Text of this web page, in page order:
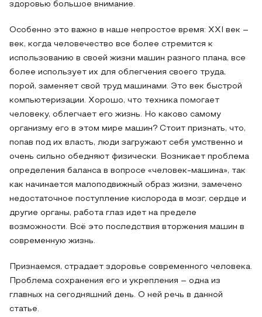
здоровью большое внимание.
Особенно это важно в наше непростое время: ХХI век –
век, когда человечество все более стремится к
использованию в своей жизни машин разного плана, все
более использует их для облегчения своего труда,
порой, заменяет свой труд машинами. Это век быстрой
компьютеризации. Хорошо, что техника помогает
человеку, облегчает его жизнь. Но каково самому
организму его в этом мире машин? Стоит признать, что,
попав под их власть, люди загружают себя умственно и
очень сильно обедняют физически. Возникает проблема
определения баланса в вопросе «человек-машина», так
как начинается малоподвижный образ жизни, замечено
недостаточное поступление кислорода в мозг, сердце и
другие органы, работа глаз идет на пределе
возможности. Всё это последствия вторжения машин в
современную жизнь.
Признаемся, страдает здоровье современного человека.
Проблема сохранения его и укрепления – одна из
главных на сегодняшний день. О ней речь в данной
статье.